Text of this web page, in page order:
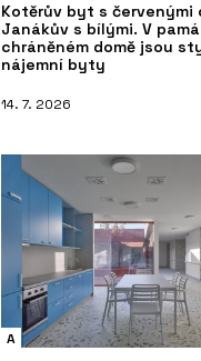
Kotěrův byt s červenými
Janákův s bílými. V
chráněném domě jsou
nájemní byty
14. 7. 2026
A